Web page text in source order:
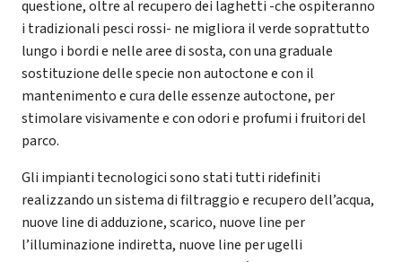
questione, oltre al recupero dei laghetti -che ospiteranno
i tradizionali pesci rossi- ne migliora il verde soprattutto
lungo i bordi e nelle aree di sosta, con una graduale
sostituzione delle specie non autoctone e con il
mantenimento e cura delle essenze autoctone, per
stimolare visivamente e con odori e profumi i fruitori del
parco.
Gli impianti tecnologici sono stati tutti ridefiniti
realizzando un sistema di filtraggio e recupero dell’acqua,
nuove line di adduzione, scarico, nuove line per
l’illuminazione indiretta, nuove line per ugelli